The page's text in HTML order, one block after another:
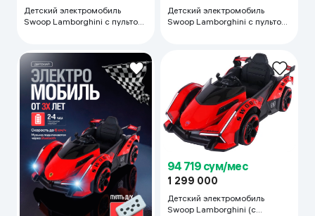
Детский электромобиль
Swoop Lamborghini с пультом,
Детский электромобиль
Swoop Lamborghini с пультом,
94 719 сум/мес
1 299 000
Детский электромобиль
Swoop Lamborghini (с